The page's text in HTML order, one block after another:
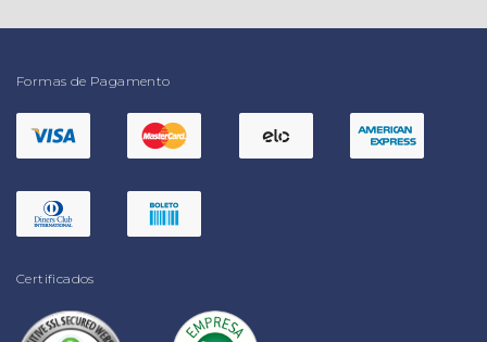
Formas de Pagamento
Certificados